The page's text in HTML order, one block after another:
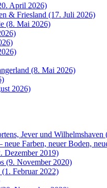
April 2026)
& Friesland (17. Juli 2026)
(8. Mai 2026)
(8. Mai 2026)
2026)
Jever und
Farben, neuer Boden,
Dezember 2019)
(9. November 2020)
Februar 2022)